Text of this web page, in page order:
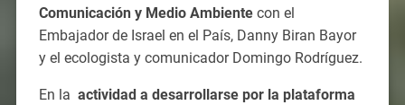
Comunicación y Medio Ambiente con el
Embajador de Israel en el País, Danny Biran Bayor
y el ecologista y comunicador Domingo Rodríguez.
En la actividad a desarrollarse por la plataforma